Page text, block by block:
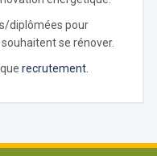
diplômées pour
se rénover.
recrutement.